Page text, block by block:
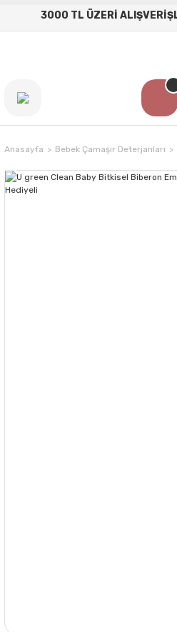
3000 TL ÜZERİ
Anasayfa Bebek Çamaşır Deterjanları